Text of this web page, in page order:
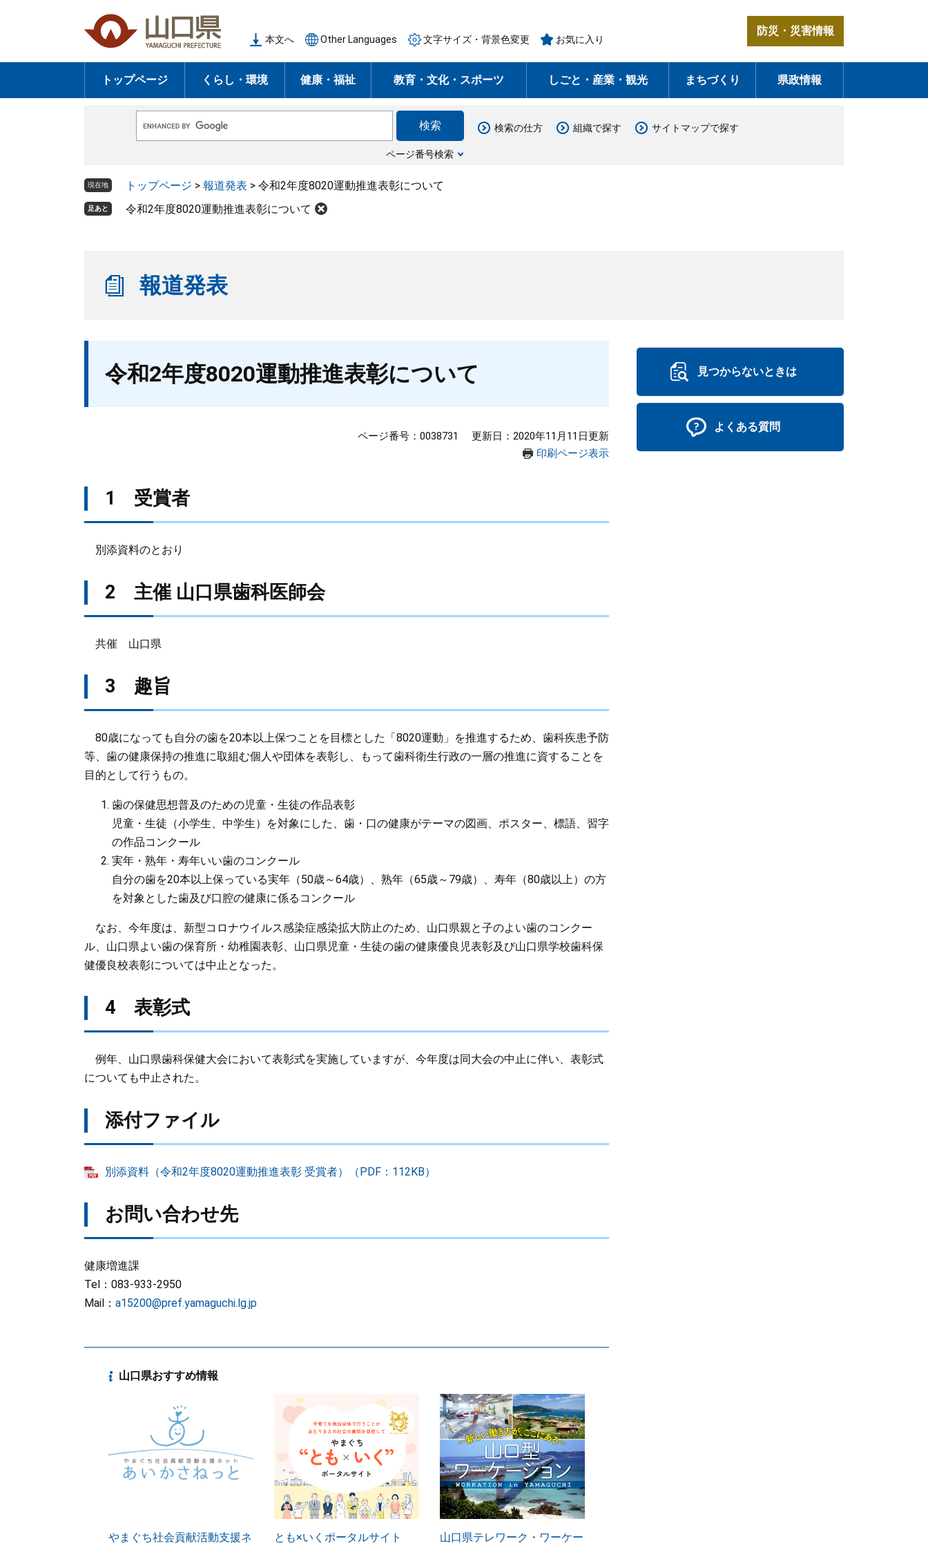
の
頭
ー
飛
本文へ Other Languages 文字サイズ・背景色変更 お気に入り
防災・災害情報
トップページ くらし・環境 健康・福祉 教育・文化・スポーツ しごと・産業・観光 まちづくり 県政情報
o
e
ス
ページ番号検索
検索の仕方 組織で探す サイトマップで探す
現在地 トップページ > 報道発表 > 令和2年度8020運動推進表彰について
足あと 令和2年度8020運動推進表彰について
報道発表
令和2年度8020運動推進表彰について
ページ番号：0038731
更新日：2020年11月11日更新
印刷ページ表示
1 受賞者
別添資料のとおり
2 主催 山口県歯科医師会
共催 山口県
3 趣旨
80歳になっても自分の歯を20本以上保つことを目標とした「8020運動」を推進するため、歯科疾患予防
等、歯の健康保持の推進に取組む個人や団体を表彰し、もって歯科衛生行政の一層の推進に資することを
目的として行うもの。
歯の保健思想普及のための児童・生徒の作品表彰
児童・生徒（小学生、中学生）を対象にした、歯・口の健康がテーマの図画、ポスター、標語、習字
の作品コンクール
実年・熟年・寿年いい歯のコンクール
自分の歯を20本以上保っている実年（50歳～64歳）、熟年（65歳～79歳）、寿年（80歳以上）の方
を対象とした歯及び口腔の健康に係るコンクール
なお、今年度は、新型コロナウイルス感染症感染拡大防止のため、山口県親と子のよい歯のコンクー
ル、山口県よい歯の保育所・幼稚園表彰、山口県児童・生徒の歯の健康優良児表彰及び山口県学校歯科保
健優良校表彰については中止となった。
4 表彰式
例年、山口県歯科保健大会において表彰式を実施していますが、今年度は同大会の中止に伴い、表彰式
についても中止された。
添付ファイル
別添資料（令和2年度8020運動推進表彰 受賞者）（PDF：112KB）
お問い合わせ先
健康増進課
Tel：083-933-2950
Mail： a15200@pref.yamaguchi.lg.jp
山口県おすすめ情報
やまぐち社会貢献活動支援ネ とも×いくポータルサイト 山口県テレワーク・ワーケー
見つからないときは
よくある質問